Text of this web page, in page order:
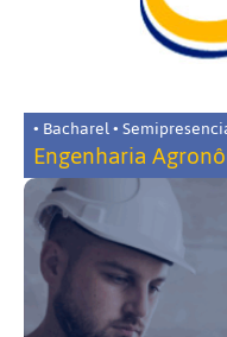
• Bacharel •
Engenharia